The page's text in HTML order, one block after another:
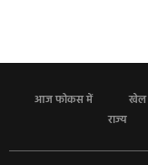
आज फोकस में खेल
राज्य